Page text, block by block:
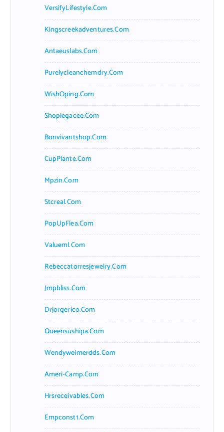
VersifyLifestyle.com
Kingscreekadventures.com
Antaeuslabs.com
Purelycleanchemdry.com
WishOping.com
Shoplegacee.com
Bonvivantshop.com
CupPlante.com
Mpzin.com
Stcreal.com
PopUpFlea.com
Valueml.com
Rebeccatorresjewelry.com
Jmpbliss.com
Drjorgerico.com
Queensushipa.com
Wendyweimerdds.com
Ameri-Camp.com
Hrsreceivables.com
Empconst1.com